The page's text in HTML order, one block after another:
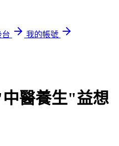
台
我的帳號
醫養生"益想